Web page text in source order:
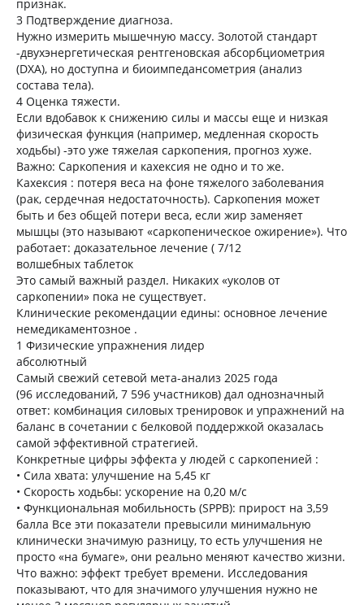
признак.
3 Подтверждение диагноза.
Нужно измерить мышечную массу. Золотой стандарт
-двухэнергетическая рентгеновская абсорбциометрия
(DXA), но доступна и биоимпедансометрия (анализ
состава тела).
4 Оценка тяжести.
Если вдобавок к снижению силы и массы еще и низкая
физическая функция (например, медленная скорость
ходьбы) -это уже тяжелая саркопения, прогноз хуже.
Важно: Саркопения и кахексия не одно и то же.
Кахексия : потеря веса на фоне тяжелого заболевания
(рак, сердечная недостаточность). Саркопения может
быть и без общей потери веса, если жир заменяет
мышцы (это называют «саркопеническое ожирение»). Что
работает: доказательное лечение ( 7/12
волшебных таблеток
Это самый важный раздел. Никаких «уколов от
саркопении» пока не существует.
Клинические рекомендации едины: основное лечение
немедикаментозное .
1 Физические упражнения лидер
абсолютный
Самый свежий сетевой мета-анализ 2025 года
(96 исследований, 7 596 участников) дал однозначный
ответ: комбинация силовых тренировок и упражнений на
баланс в сочетании с белковой поддержкой оказалась
самой эффективной стратегией.
Конкретные цифры эффекта у людей с саркопенией :
• Сила хвата: улучшение на 5,45 кг
• Скорость ходьбы: ускорение на 0,20 м/с
• Функциональная мобильность (SPPB): прирост на 3,59
балла Все эти показатели превысили минимальную
клинически значимую разницу, то есть улучшения не
просто «на бумаге», они реально меняют качество жизни.
Что важно: эффект требует времени. Исследования
показывают, что для значимого улучшения нужно не